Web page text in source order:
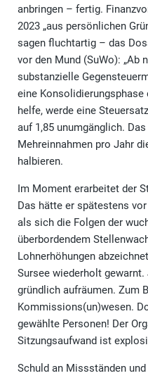
anbringen – fertig.
2023 „aus persönlichen
sagen fluchtartig – das
vor den Mund (SuWo): „Ab
substanzielle
eine Konsolidierungsphase
helfe, werde eine
auf 1,85 unumgänglich.
Mehreinnahmen pro Jahr
halbieren.
Im Moment erarbeitet der
Das hätte er spätestens
als sich die Folgen der
überbordendem
Lohnerhöhungen
Sursee wiederholt
gründlich aufräumen. Zum
Kommissions(un)wesen.
gewählte Personen! Der
Sitzungsaufwand ist
Schuld an Missständen